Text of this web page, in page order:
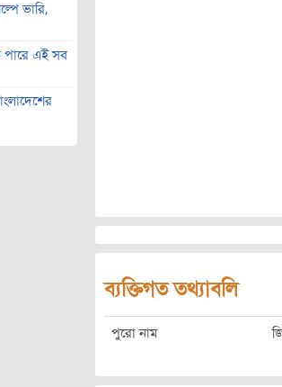
ভারি,
পারে এই সব
ব্যক্তিগত তথ্যাবলি
পুরো নাম